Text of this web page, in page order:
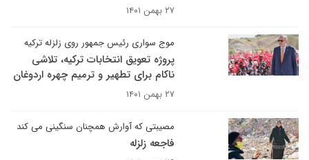
۲۷ بهمن ۱۴۰۱
موج سواری رئیس جمهور روی زلزله ترکیه
پروژه تعویق انتخابات ترکیه، تلاشی
ناکام برای تطهیر و ترمیم چهره اردوغان
۲۷ بهمن ۱۴۰۱
مصیبتی که آوارش همچنان سنگینی می کند
فاجعه زلزله